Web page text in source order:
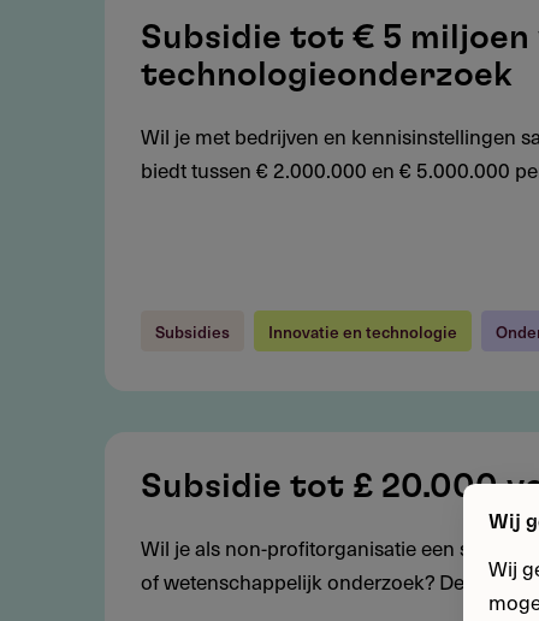
tot
miljoen
voor
Subsidie tot € 5
technologieonderzoek
Wil je met bedrijven en kennisinstellingen
biedt tussen € 2.000.000 en € 5.000.000
Subsidies Innovatie en technologie
tot
20.000
voor
Subsidie tot £ 20.000
Wil je als non-profitorganisatie een
of wetenschappelijk onderzoek? Deze
Wij
Wij